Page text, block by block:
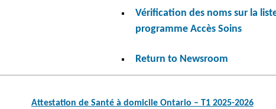
Vérification des noms sur la
programme Accès Soins
Return to Newsroom
Attestation de Santé à domicile Ontario – T1 2025-2026